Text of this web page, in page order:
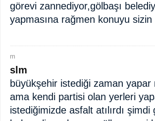
görevi zannediyor,gölbaşı
yapmasına rağmen konuyu sizin
m
slm
büyükşehir istediği zaman
ama kendi partisi olan yerleri
istediğimizde asfalt atılırdı